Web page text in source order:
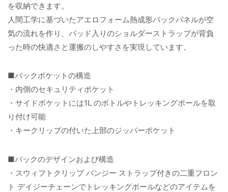
を収納できます。
人間工学に基づいたアエロフォーム熱成形バックパネルが空
気の流れを作り、パッド入りのショルダーストラップが背負
った時の快適さと運搬のしやすさを実現しています。
■パックポケットの構造
・内側のセキュリティポケット
・サイドポケットには1L のボトルやトレッキングポールを取
り付け可能
・キークリップの付いた上部のジッパーポケット
■パックのデザインおよび構造
・スウィフトクリップ バンジー ストラップ付きの二重フロン
ト デイジーチェーンでトレッキングポールなどのアイテムを